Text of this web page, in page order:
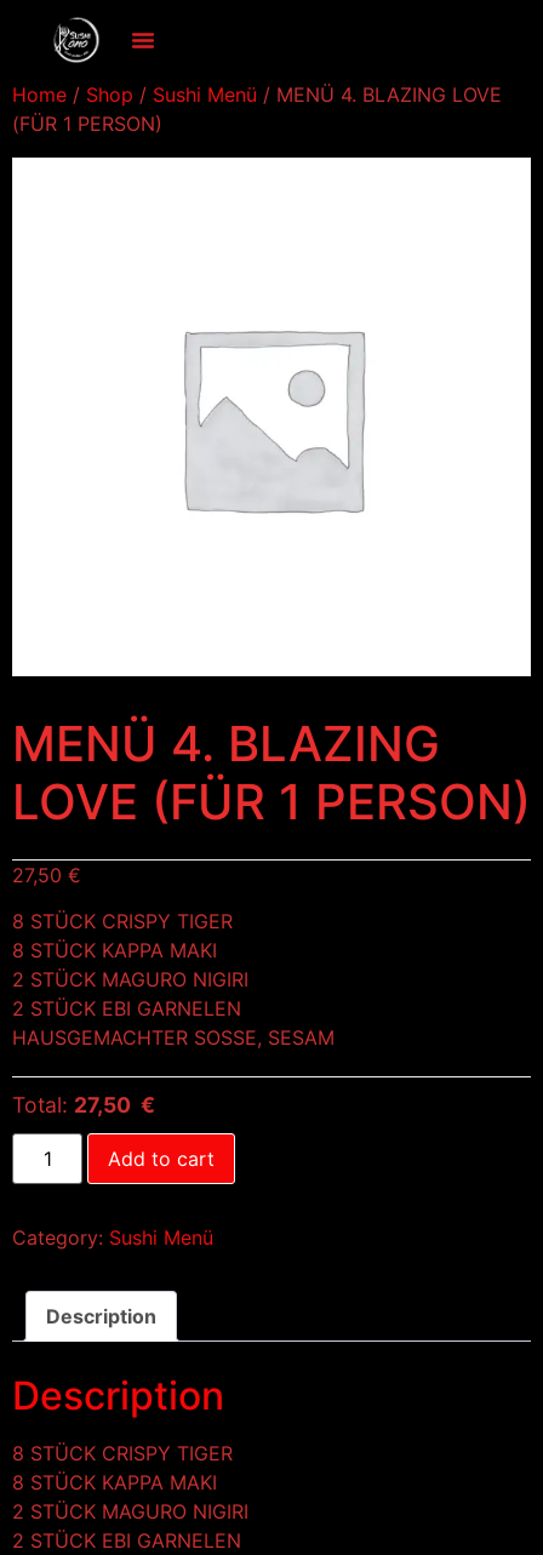
Home / Shop / Sushi Menü / MENÜ 4. BLAZING LOVE
(FÜR 1 PERSON)
MENÜ 4. BLAZING
LOVE (FÜR 1 PERSON)
27,50 €
8 STÜCK CRISPY TIGER
8 STÜCK KAPPA MAKI
2 STÜCK MAGURO NIGIRI
2 STÜCK EBI GARNELEN
HAUSGEMACHTER SOSSE, SESAM
Total: 27,50 €
Add to cart
Category: Sushi Menü
Description
Description
8 STÜCK CRISPY TIGER
8 STÜCK KAPPA MAKI
2 STÜCK MAGURO NIGIRI
2 STÜCK EBI GARNELEN